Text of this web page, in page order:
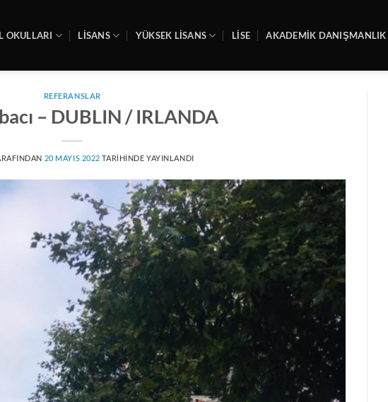
OKULLARI LİSANS YÜKSEK LİSANS LİSE AKADEMIK DANIŞMANLIK
REFERANSLAR
– DUBLIN / IRLANDA
20 MAYIS 2022 TARIHINDE YAYINLANDI